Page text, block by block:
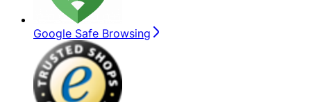
Google Safe Browsing